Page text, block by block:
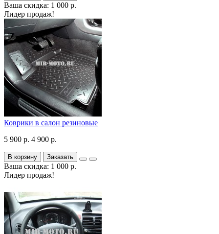
Ваша скидка: 1 000 р.
Лидер продаж!
Коврики в салон резиновые
5 900 р. 4 900 р.
В корзину Заказать
Ваша скидка: 1 000 р.
Лидер продаж!